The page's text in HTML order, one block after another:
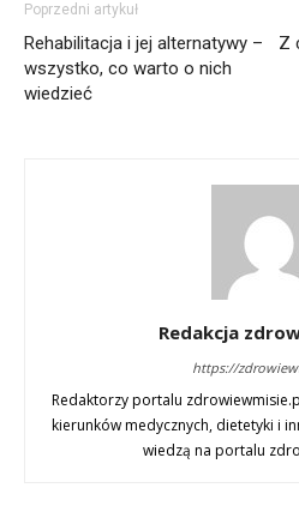
Poprzedni artykuł
Rehabilitacja i jej alternatywy –
wszystko, co warto o nich
wiedzieć
Z
Redakcja
https://
Redaktorzy portalu
kierunków medycznych, dietetyki i
wiedzą na portalu